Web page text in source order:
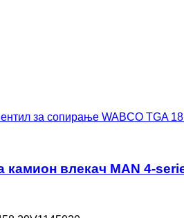
за сопирање WABCO TGA
камион влекач MAN 4-